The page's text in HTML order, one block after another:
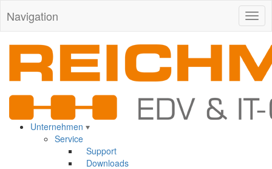
Navigation
Unternehmen
Service
Support
Downloads